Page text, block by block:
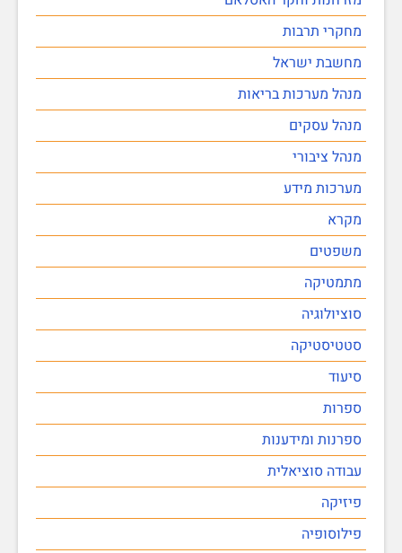
מחקרי תרבות
מחשבת ישראל
מנהל מערכות בריאות
מנהל עסקים
מנהל ציבורי
מערכות מידע
מקרא
משפטים
מתמטיקה
סוציולוגיה
סטטיסטיקה
סיעוד
ספרות
ספרנות ומידענות
עבודה סוציאלית
פיזיקה
פילוסופיה